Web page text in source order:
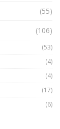
(55)
(106)
(53)
(4)
(4)
(17)
(6)